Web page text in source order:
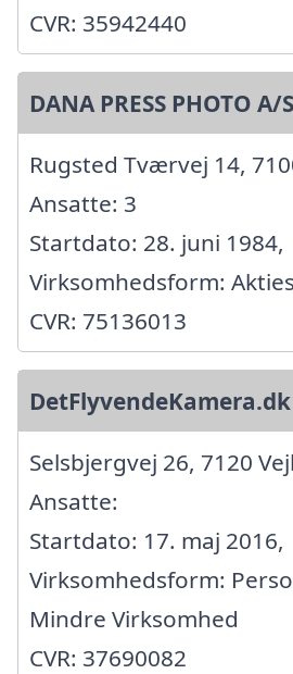
CVR: 35942440
DANA PRESS PHOTO A/S
Rugsted Tværvej 14,
Ansatte: 3
Startdato: 28. juni 1984,
Virksomhedsform:
CVR: 75136013
DetFlyvendeKamera.dk
Selsbjergvej 26, 7120
Ansatte:
Startdato: 17. maj 2016,
Virksomhedsform:
Mindre Virksomhed
CVR: 37690082